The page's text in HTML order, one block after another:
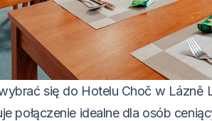
się do Hotelu Choč w Lázně
połączenie idealne dla osób